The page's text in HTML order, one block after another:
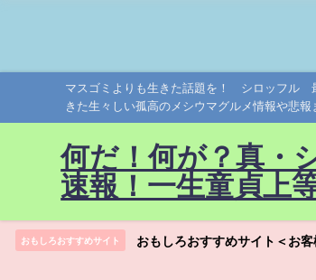
マスゴミよりも生きた話題を！ シロッフル
きた生々しい孤高のメシウマグルメ情報や悲
何だ！何が？真
速報！一生童貞上
おもしろおすすめサイト
おもしろおすすめサイト＜お